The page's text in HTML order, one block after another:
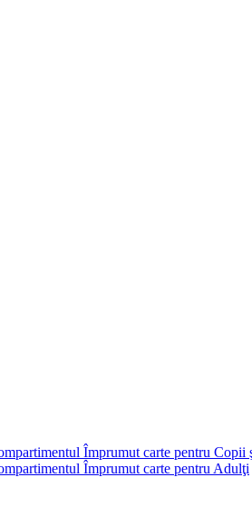
Împrumut carte pentru Copii
Împrumut carte pentru Adulţi